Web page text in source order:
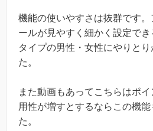
機能の使いやすさは抜群です
ールが見やすく細かく設定で
タイプの男性・女性にやりと
た。
また動画もあってこちらはポ
用性が増すとするならこの機
た。